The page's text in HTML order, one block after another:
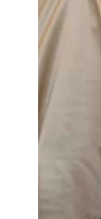
Мое
случае.
нам уже
вдруг
"Стой". Я
дирижер
закрыли
внезапная
мы тогда
железная.